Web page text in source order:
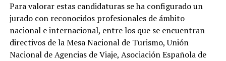
Para valorar estas candidaturas se ha configurado un
jurado con reconocidos profesionales de ámbito
nacional e internacional, entre los que se encuentran
directivos de la Mesa Nacional de Turismo, Unión
Nacional de Agencias de Viaje, Asociación Española de